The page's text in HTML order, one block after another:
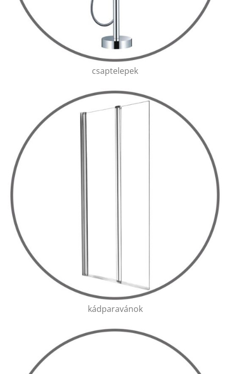
csaptelepek
kádparavánok